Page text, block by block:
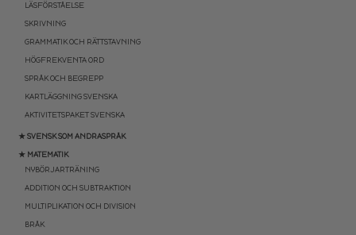
LÄSFÖRSTÅELSE
SKRIVNING
GRAMMATIK OCH RÄTTSTAVNING
HÖGFREKVENTA ORD
SPRÅK OCH BEGREPP
KARTLÄGGNING SVENSKA
AKTIVITETSPAKET SVENSKA
★ SVENSK SOM ANDRASPRÅK
★ MATEMATIK
NYBÖRJARTRÄNING
ADDITION OCH SUBTRAKTION
MULTIPLIKATION OCH DIVISION
BRÅK